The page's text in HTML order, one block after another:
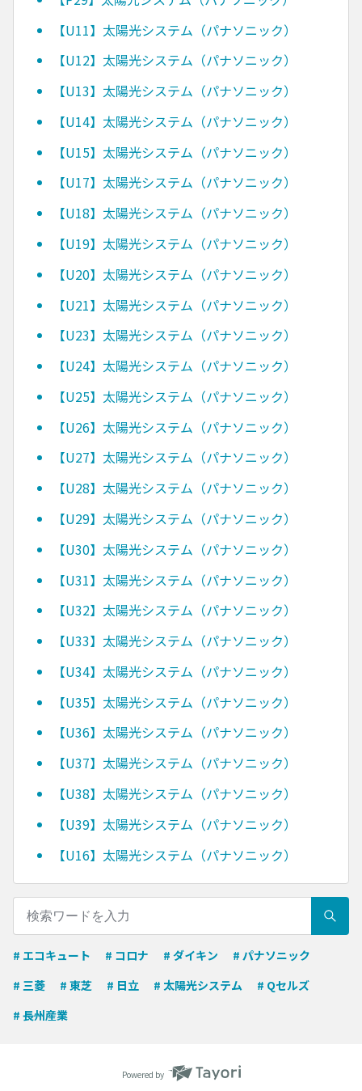
【U11】太陽光システム（パナソニック）
【U12】太陽光システム（パナソニック）
【U13】太陽光システム（パナソニック）
【U14】太陽光システム（パナソニック）
【U15】太陽光システム（パナソニック）
【U17】太陽光システム（パナソニック）
【U18】太陽光システム（パナソニック）
【U19】太陽光システム（パナソニック）
【U20】太陽光システム（パナソニック）
【U21】太陽光システム（パナソニック）
【U23】太陽光システム（パナソニック）
【U24】太陽光システム（パナソニック）
【U25】太陽光システム（パナソニック）
【U26】太陽光システム（パナソニック）
【U27】太陽光システム（パナソニック）
【U28】太陽光システム（パナソニック）
【U29】太陽光システム（パナソニック）
【U30】太陽光システム（パナソニック）
【U31】太陽光システム（パナソニック）
【U32】太陽光システム（パナソニック）
【U33】太陽光システム（パナソニック）
【U34】太陽光システム（パナソニック）
【U35】太陽光システム（パナソニック）
【U36】太陽光システム（パナソニック）
【U37】太陽光システム（パナソニック）
【U38】太陽光システム（パナソニック）
【U39】太陽光システム（パナソニック）
【U16】太陽光システム（パナソニック）
# エコキュート # コロナ # ダイキン
# パナソニック
# 三菱
# 東芝 # 日立 # 太陽光システム
# Qセルズ
# 長州産業
Powered by